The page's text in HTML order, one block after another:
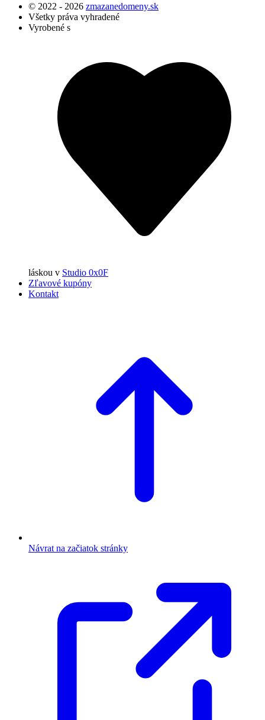
© 2022 - 2026 zmazanedomeny.sk
Všetky práva vyhradené
Vyrobené s
láskou v Studio 0x0F
Zľavové kupóny
Kontakt
Návrat na začiatok stránky